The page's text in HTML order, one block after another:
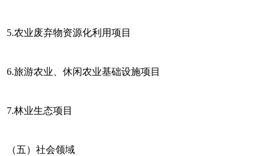
5.农业废弃物资源化利用项目
6.旅游农业、休闲农业基础设施项目
7.林业生态项目
（五）社会领域